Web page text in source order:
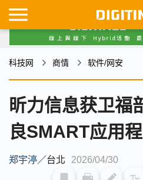
科技网 商情 软件/网安
昕力信息获卫福
良SMART应用程
郑宇渟／台北 2026/04/30